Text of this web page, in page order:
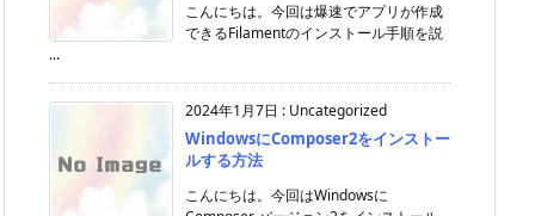
こんにちは。今回は爆速でアプリが作成
できるFilamentのインストール手順を説
...
2024年1月7日 : Uncategorized
WindowsにComposer2をインストー
ルする方法
こんにちは。今回はWindowsに